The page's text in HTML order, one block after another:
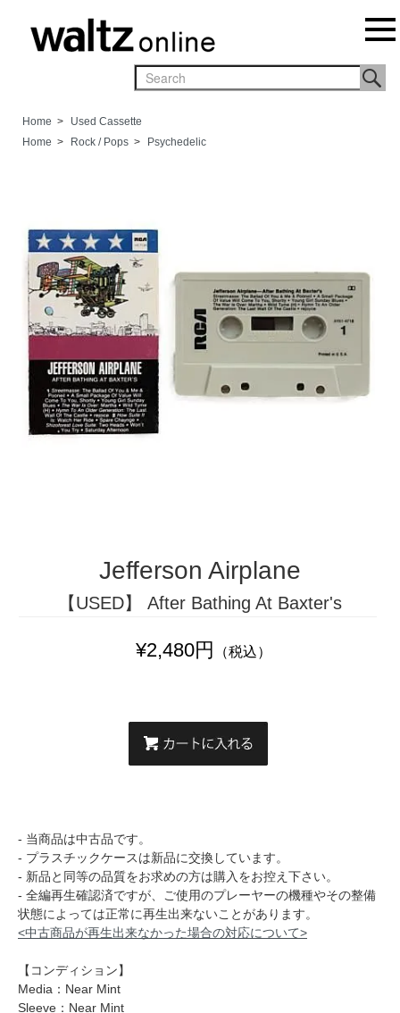
Home >
Used Cassette
Home > Rock / Pops > Psychedelic
Jefferson Airplane
【USED】 After Bathing At Baxter's
¥2,480円 （税込）
- 当商品は中古品です。
- プラスチックケースは新品に交換しています。
- 新品と同等の品質をお求めの方は購入をお控え下さい。
- 全編再生確認済ですが、ご使用のプレーヤーの機種やその整備
状態によっては正常に再生出来ないことがあります。
<中古商品が再生出来なかった場合の対応について>
【コンディション】
Media：Near Mint
Sleeve：Near Mint